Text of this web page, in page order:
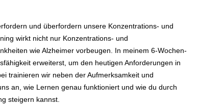
und überfordern unsere Konzentrations- und
wirkt nicht nur Konzentrations- und
wie Alzheimer vorbeugen. In meinem 6-Wochen-
erweiterst, um den heutigen Anforderungen in
trainieren wir neben der Aufmerksamkeit und
an, wie Lernen genau funktioniert und wie du durch
steigern kannst.